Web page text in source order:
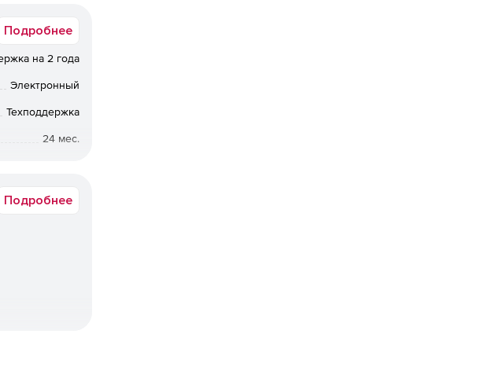
строку.
Подробнее
на 2 года
Электронный
Техподдержка
24 мес.
Подробнее